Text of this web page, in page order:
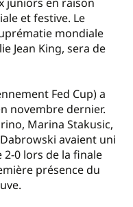
et festive. Le
mondiale
Jean King, sera de
Fed Cup) a
novembre dernier.
Marina Stakusic,
avaient uni
0 lors de la finale
présence du